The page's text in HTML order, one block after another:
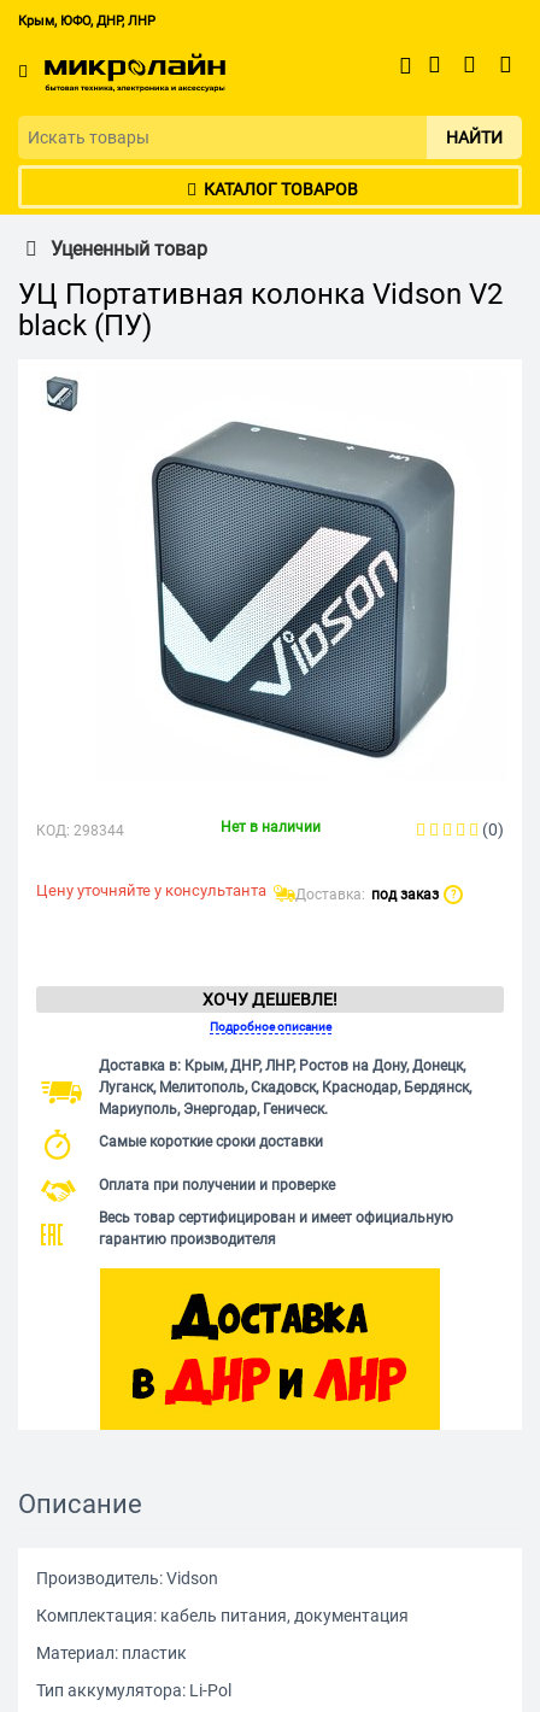
Крым, ЮФО, ДНР, ЛНР
НАЙТИ
КАТАЛОГ ТОВАРОВ
Уцененный товар
УЦ Портативная колонка Vidson V2
black (ПУ)
КОД: 298344 Нет в наличии (0)
Цену уточняйте у консультанта Доставка: под заказ ?
ХОЧУ ДЕШЕВЛЕ!
Подробное описание
Доставка в: Крым, ДНР, ЛНР, Ростов на Дону, Донецк,
Луганск, Мелитополь, Скадовск, Краснодар, Бердянск,
Мариуполь, Энергодар, Геническ.
Самые короткие сроки доставки
Оплата при получении и проверке
Весь товар сертифицирован и имеет официальную
гарантию производителя
Описание
Производитель: Vidson
Комплектация: кабель питания, документация
Материал: пластик
Тип аккумулятора: Li-Pol